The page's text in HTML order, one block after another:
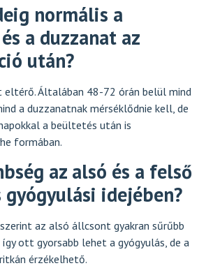
normális a
a duzzanat az
után?
eltérő. Általában 48-72 órán belül mind
a duzzanatnak mérséklődnie kell, de
a beültetés után is
formában.
az alsó és a felső
idejében?
az alsó állcsont gyakran sűrűbb
ott gyorsabb lehet a gyógyulás, de a
érzékelhető.